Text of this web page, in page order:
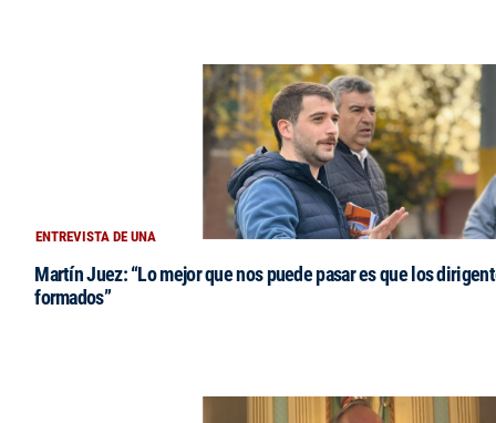
ENTREVISTA DE UNA
Martín Juez: “Lo mejor que nos puede pasar es que los
formados”